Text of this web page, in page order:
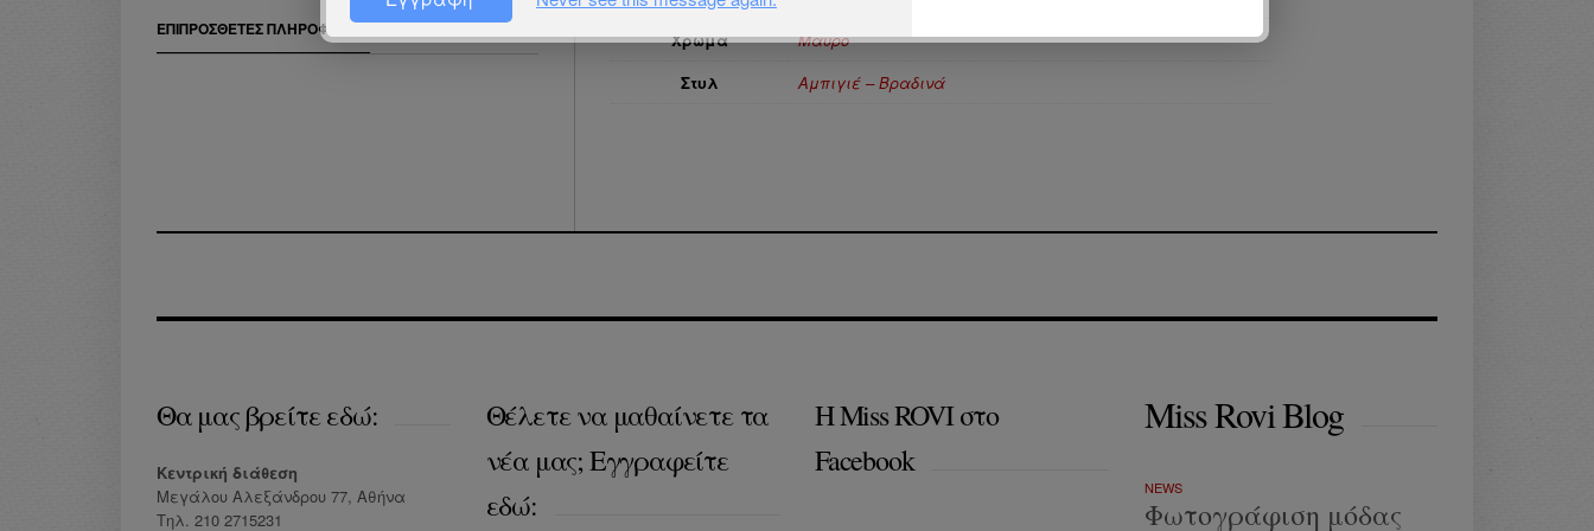
ΕΠΙΠΡΌΣΘΕΤΕΣ ΠΛΗΡΟΦΟΡΊΕΣ Χρώμα
Μαύρο
Στυλ
Αμπιγιέ – Βραδινά
Θα μας βρείτε εδώ:
Κεντρική διάθεση
Μεγάλου Αλεξάνδρου 77, Αθήνα
Τηλ. 210 2715231
Θέλετε να μαθαίνετε τα
νέα μας; Εγγραφείτε
εδώ:
Η Miss ROVI στο
Facebook
Miss Rovi Blog
NEWS
Φωτογράφιση μόδας